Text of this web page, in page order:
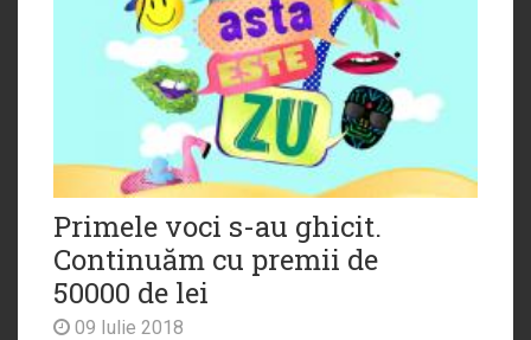
Primele voci s-au ghicit.
Continuăm cu premii de
50000 de lei
09 Iulie 2018